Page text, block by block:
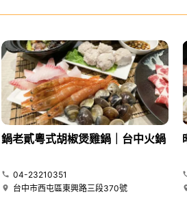
鍋老貳粵式胡椒煲雞鍋｜台中火鍋
04-23210351
台中市西屯區東興路三段370號